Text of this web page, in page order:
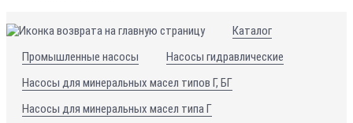
Каталог
Промышленные насосы
Насосы гидравлические
Насосы для минеральных масел типов Г, БГ
Насосы для минеральных масел типа Г